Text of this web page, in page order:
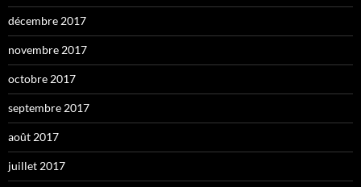
décembre 2017
novembre 2017
octobre 2017
septembre 2017
août 2017
juillet 2017